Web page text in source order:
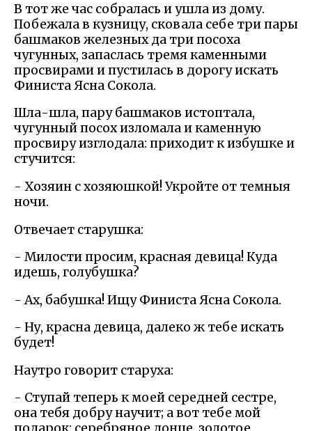
В тот же час собралась и ушла из дому.
Побежала в кузницу, сковала себе три пары
башмаков железных да три посоха
чугунных, запаслась тремя каменными
просвирами и пустилась в дорогу искать
Финиста Ясна Сокола.
Шла-шла, пару башмаков истоптала,
чугунный посох изломала и каменную
просвиру изглодала: приходит к избушке и
стучится:
- Хозяин с хозяюшкой! Укройте от темныя
ночи.
Отвечает старушка:
- Милости просим, красная девица! Куда
идешь, голубушка?
- Ах, бабушка! Ищу Финиста Ясна Сокола.
- Ну, красна девица, далеко ж тебе искать
будет!
Наутро говорит старуха:
- Ступай теперь к моей середней сестре,
она тебя добру научит; а вот тебе мой